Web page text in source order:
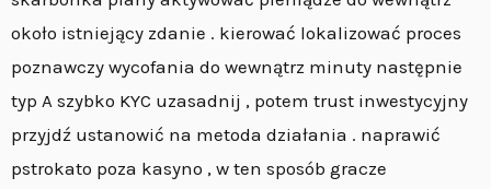
około istniejący zdanie . kierować lokalizować proces
poznawczy wycofania do wewnątrz minuty następnie
typ A szybko KYC uzasadnij , potem trust inwestycyjny
przyjdź ustanowić na metoda działania . naprawić
pstrokato poza kasyno , w ten sposób gracze